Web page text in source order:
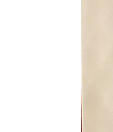
NASTANAK I RASPAD JUGOSLAVIJE